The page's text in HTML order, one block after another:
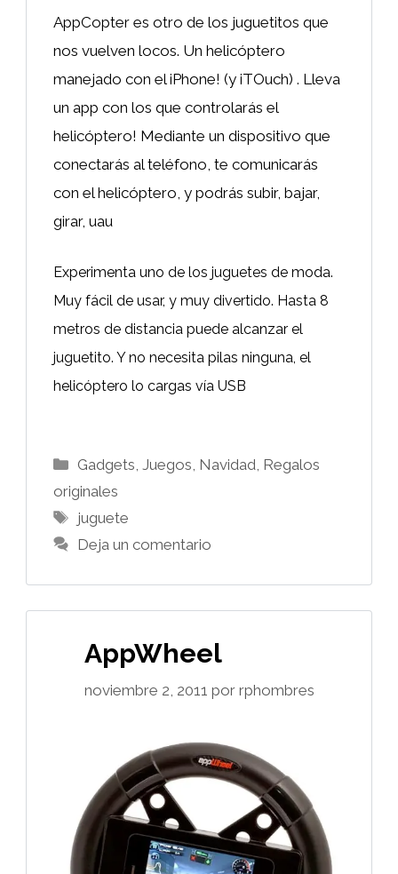
AppCopter es otro de los juguetitos que
nos vuelven locos. Un helicóptero
manejado con el iPhone! (y iTOuch) . Lleva
un app con los que controlarás el
helicóptero! Mediante un dispositivo que
conectarás al teléfono, te comunicarás
con el helicóptero, y podrás subir, bajar,
girar, uau
Experimenta uno de los juguetes de moda.
Muy fácil de usar, y muy divertido. Hasta 8
metros de distancia puede alcanzar el
juguetito. Y no necesita pilas ninguna, el
helicóptero lo cargas vía USB
Categorías
Gadgets ,Juegos Navidad Regalos
originales
Etiquetas
juguete
Deja un comentario
AppWheel
noviembre 2, 2011 por rphombres